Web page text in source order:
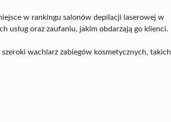
w rankingu salonów depilacji laserowej w
usług oraz zaufaniu, jakim obdarzają go klienci.
wachlarz zabiegów kosmetycznych, takich